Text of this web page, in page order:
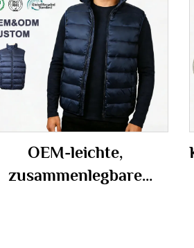
OEM-leichte,
zusammenlegbare